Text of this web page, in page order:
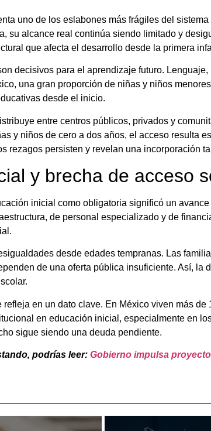
uno de los eslabones más frágiles del
su alcance real continúa siendo limitado y
que afecta el desarrollo desde la primera
decisivos para el aprendizaje futuro.
una gran proporción de niñas y niños
desde el inicio.
entre centros públicos, privados y
y niños de cero a dos años, el acceso resulta
rezagos persisten y revelan una incorporación
y brecha de acceso
inicial como obligatoria significó un
de personal especializado y de
desde edades tempranas. Las
de una oferta pública insuficiente. Así,
refleja en un dato clave. En México viven más
en educación inicial, especialmente en
sigue siendo una deuda pendiente.
podrías leer: Gobierno impulsa